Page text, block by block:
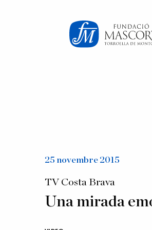
25 novembre 2015
TV Costa Brava
Una mirada